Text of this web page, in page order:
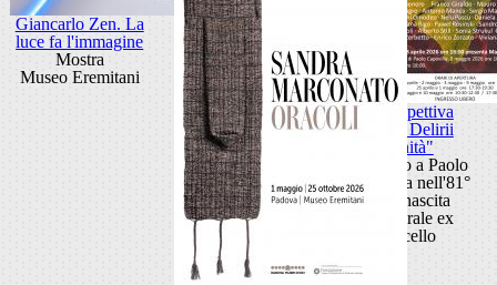
Retrospettiva
"Anni Delirii
Vanità"
Omaggio a Paolo
Capovilla nell'81°
della nascita
Cattedrale ex
Macello
Giancarlo Zen. La
luce fa l'immagine
Mostra
Museo Eremitani